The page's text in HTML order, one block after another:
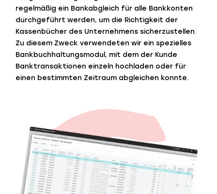
regelmäßig ein Bankabgleich für alle Bankkonten
durchgeführt werden, um die Richtigkeit der
Kassenbücher des Unternehmens sicherzustellen.
Zu diesem Zweck verwendeten wir ein spezielles
Bankbuchhaltungsmodul, mit dem der Kunde
Banktransaktionen einzeln hochladen oder für
einen bestimmten Zeitraum abgleichen konnte.